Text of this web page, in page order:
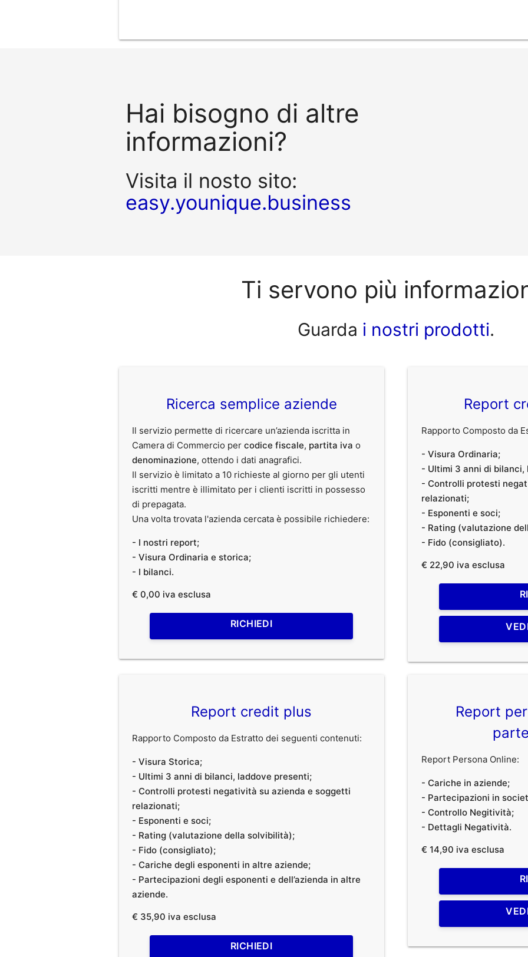
Hai bisogno di altre
informazioni?
Visita il nosto sito:
easy.younique.business
Ti servono più
Guarda i nostri prodotti.
Ricerca semplice aziende
Il servizio permette di ricercare un’azienda iscritta in
Camera di Commercio percodice fiscale, partita iva o
denominazione, ottendo i dati anagrafici.
Il servizio è limitato a 10 richieste al giorno per gli utenti
iscritti mentre è illimitato per i clienti iscritti in possesso
di prepagata.
Una volta trovata l'azienda cercata è possibile richiedere:
- I nostri report;
- Visura Ordinaria e storica;
- I bilanci.
€ 0,00 iva esclusa
RICHIEDI
Report
Rapporto Composto da
- Visura Ordinaria;
- Ultimi 3 anni di bilanci,
- Controlli protesti
relazionati;
- Esponenti e soci;
- Rating (valutazione
- Fido (consigliato).
€ 22,90 iva esclusa
Report credit plus
Rapporto Composto da Estratto dei seguenti contenuti:
- Visura Storica;
- Ultimi 3 anni di bilanci, laddove presenti;
- Controlli protesti negatività su azienda e soggetti
relazionati;
- Esponenti e soci;
- Rating (valutazione della solvibilità);
- Fido (consigliato);
- Cariche degli esponenti in altre aziende;
- Partecipazioni degli esponenti e dell’azienda in altre
aziende.
€ 35,90 iva esclusa
RICHIEDI
Report
Report Persona Online:
- Cariche in aziende;
- Partecipazioni in
- Controllo Negitività;
- Dettagli Negatività.
€ 14,90 iva esclusa